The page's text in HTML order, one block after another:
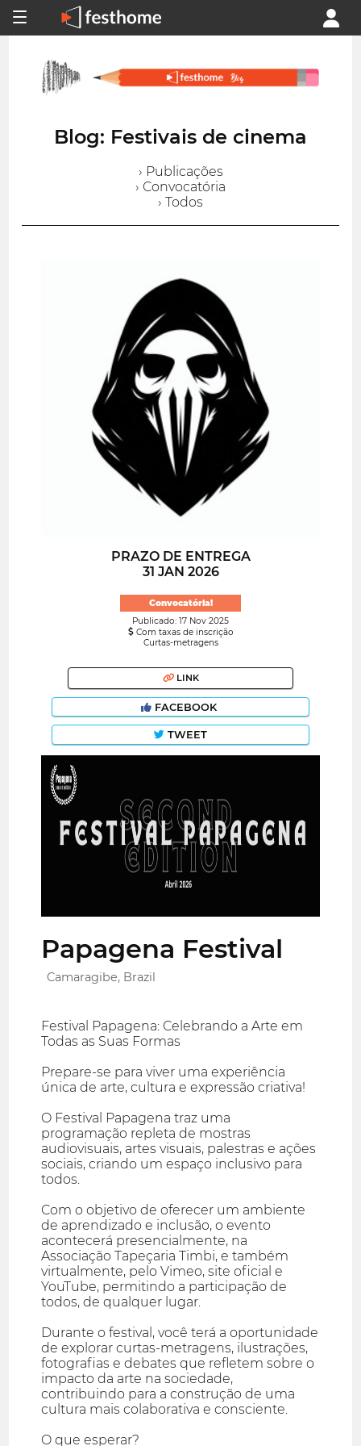
Blog: Festivais de cinema
› Publicações
› Convocatória
› Todos
PRAZO DE ENTREGA
31 JAN 2026
Convocatória!
Publicado: 17 Nov 2025
Com taxas de inscrição
Curtas-metragens
LINK
FACEBOOK
TWEET
Papagena Festival
Camaragibe, Brazil
Festival Papagena: Celebrando a Arte em
Todas as Suas Formas
Prepare-se para viver uma experiência
única de arte, cultura e expressão criativa!
O Festival Papagena traz uma
programação repleta de mostras
audiovisuais, artes visuais, palestras e ações
sociais, criando um espaço inclusivo para
todos.
Com o objetivo de oferecer um ambiente
de aprendizado e inclusão, o evento
acontecerá presencialmente, na
Associação Tapeçaria Timbi, e também
virtualmente, pelo Vimeo, site oficial e
YouTube, permitindo a participação de
todos, de qualquer lugar.
Durante o festival, você terá a oportunidade
de explorar curtas-metragens, ilustrações,
fotografias e debates que refletem sobre o
impacto da arte na sociedade,
contribuindo para a construção de uma
cultura mais colaborativa e consciente.
O que esperar?